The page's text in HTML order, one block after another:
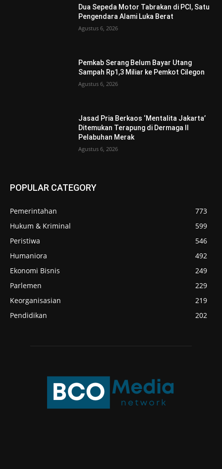
Dua Sepeda Motor Tabrakan di PCI, Satu
Pengendara Alami Luka Berat
Agustus 6, 2026
Pemkab Serang Belum Bayar Utang
Sampah Rp1,3 Miliar ke Pemkot Cilegon
Agustus 6, 2026
Jasad Pria Berkaos ‘Mentalita Jakarta’
Ditemukan Terapung di Dermaga II
Pelabuhan Merak
Agustus 6, 2026
POPULAR CATEGORY
Pemerintahan
773
Hukum & Kriminal
599
Peristiwa
546
Humaniora
492
Ekonomi Bisnis
249
Parlemen
229
Keorganisasian
219
Pendidikan
202